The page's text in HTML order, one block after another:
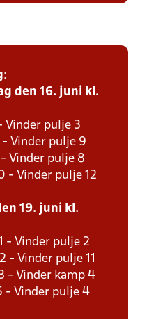
:
den 16. juni kl.
Vinder pulje 3
Vinder pulje 9
Vinder pulje 8
- Vinder pulje 12
19. juni kl.
- Vinder pulje 2
- Vinder pulje 11
- Vinder kamp 4
- Vinder pulje 4